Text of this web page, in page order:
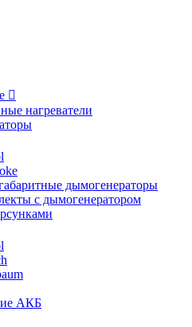

нагреватели
дымогенераторы
с дымогенератором
АКБ